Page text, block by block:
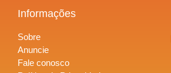
Informações
Sobre
Anuncie
Fale conosco